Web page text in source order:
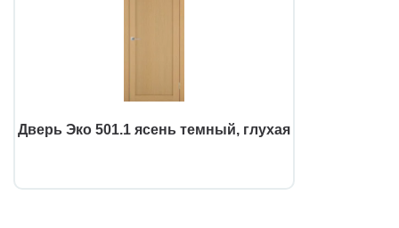
Дверь Эко 501.1 ясень темный, глухая